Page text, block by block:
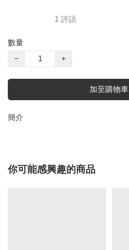
1 評語
數量
−
+
加至購物車
簡介
你可能感興趣的商品